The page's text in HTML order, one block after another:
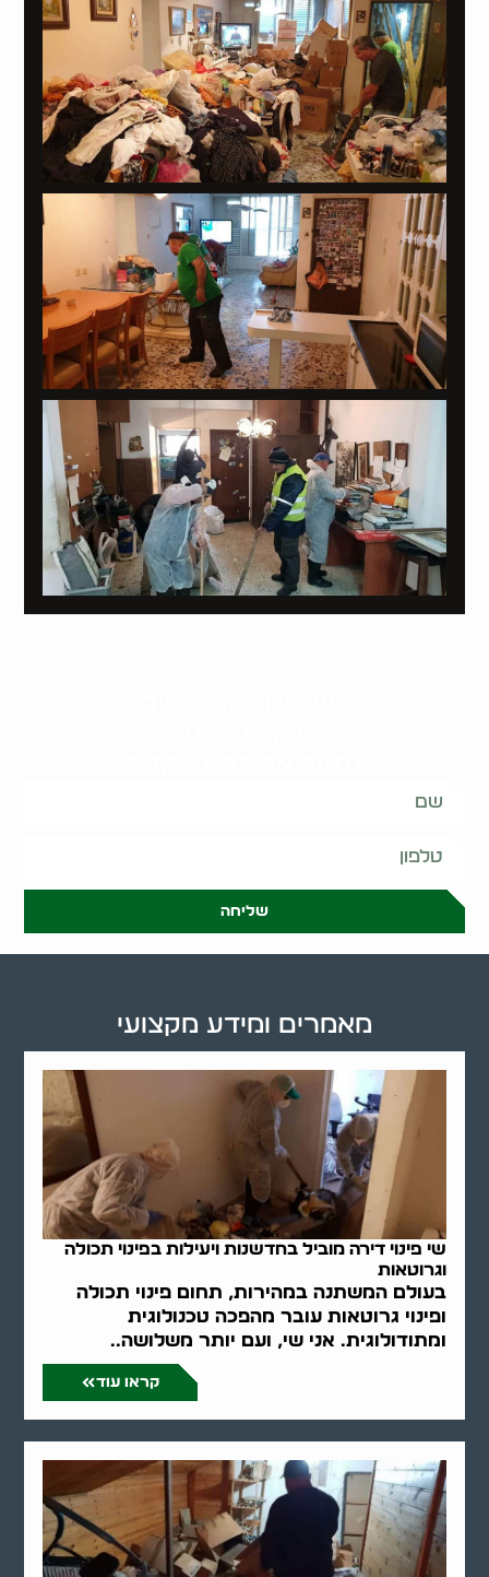
שליחה
שי פינוי דירה מוביל בחדשנות ויעילות בפינוי תכולה
וגרוטאות
בעולם המשתנה במהירות, תחום פינוי תכולה
ופינוי גרוטאות עובר מהפכה טכנולוגית
ומתודולוגית. אני שי, ועם יותר משלושה..
קראו עוד
מאמרים ומידע מקצועי